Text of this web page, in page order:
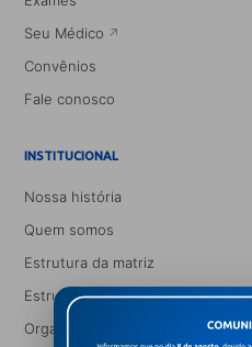
Seu Médico
Convênios
Fale conosco
INSTITUCIONAL
Nossa história
Quem somos
Estrutura da matriz
Estrutura de gestão
Organograma médico